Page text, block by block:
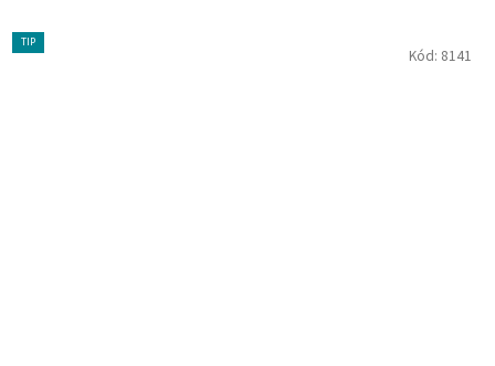
TIP
Kód: 8141